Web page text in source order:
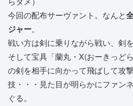
今回の配布サーヴァント。なんと
ジャー。
戦い方は剣に乗りながら戦い、剣
そして宝具「蘭丸・X(おーきっど
の剣を相手に向かって飛ばして攻
技・・・見た目が明らかにファン
ぐる。